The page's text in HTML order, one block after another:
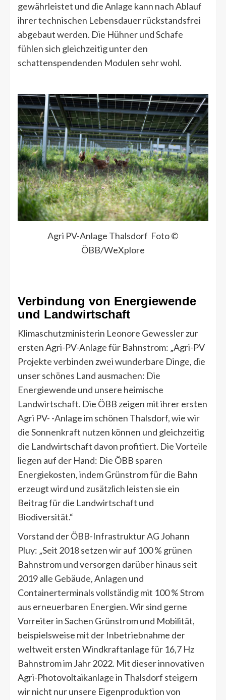
gewährleistet und die Anlage kann nach Ablauf
ihrer technischen Lebensdauer rückstandsfrei
abgebaut werden. Die Hühner und Schafe
fühlen sich gleichzeitig unter den
schattenspendenden Modulen sehr wohl.
Agri PV-Anlage Thalsdorf Foto ©
ÖBB/WeXplore
Verbindung von Energiewende
und Landwirtschaft
Klimaschutzministerin Leonore Gewessler zur
ersten Agri-PV-Anlage für Bahnstrom: „Agri-PV
Projekte verbinden zwei wunderbare Dinge, die
unser schönes Land ausmachen: Die
Energiewende und unsere heimische
Landwirtschaft. Die ÖBB zeigen mit ihrer ersten
Agri PV- -Anlage im schönen Thalsdorf, wie wir
die Sonnenkraft nutzen können und gleichzeitig
die Landwirtschaft davon profitiert. Die Vorteile
liegen auf der Hand: Die ÖBB sparen
Energiekosten, indem Grünstrom für die Bahn
erzeugt wird und zusätzlich leisten sie ein
Beitrag für die Landwirtschaft und
Biodiversität.“
Vorstand der ÖBB-Infrastruktur AG Johann
Pluy: „Seit 2018 setzen wir auf 100 % grünen
Bahnstrom und versorgen darüber hinaus seit
2019 alle Gebäude, Anlagen und
Containerterminals vollständig mit 100 % Strom
aus erneuerbaren Energien. Wir sind gerne
Vorreiter in Sachen Grünstrom und Mobilität,
beispielsweise mit der Inbetriebnahme der
weltweit ersten Windkraftanlage für 16,7 Hz
Bahnstrom im Jahr 2022. Mit dieser innovativen
Agri-Photovoltaikanlage in Thalsdorf steigern
wir nicht nur unsere Eigenproduktion von